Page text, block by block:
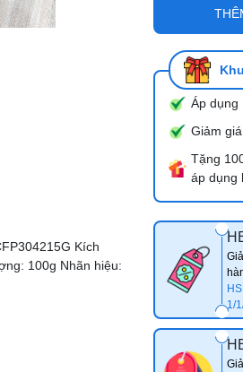
Kích
100g Nhãn hiệu:
Áp dụng
Giảm
Tặng
áp dụng
1/